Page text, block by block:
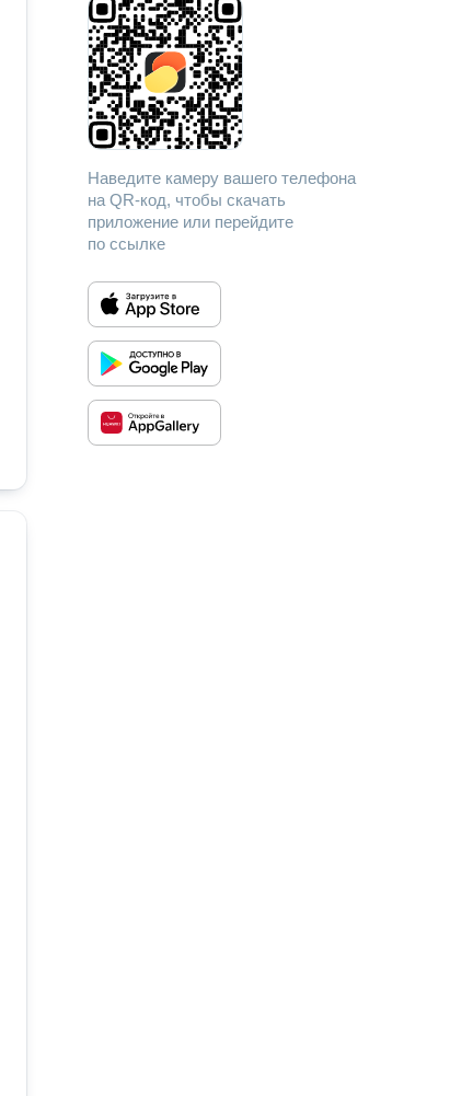
Наведите камеру вашего телефона
на QR-код, чтобы скачать
приложение или перейдите
по ссылке